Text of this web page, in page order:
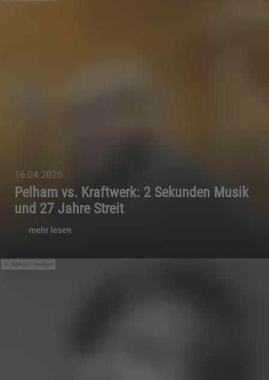
16.04.2026
Pelham vs. Kraftwerk: 2 Sekunden Musik
und 27 Jahre Streit
mehr lesen
IMAGO / Seeliger